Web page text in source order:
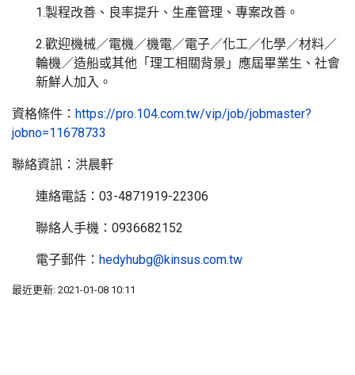
1.製程改善、良率提升、生產管理、專案改善。
2.歡迎機械／電機／機電／電子／化工／化學／材料／
輪機／造船或其他「理工相關背景」應屆畢業生、社會
新鮮人加入。
資格條件： https://pro.104.com.tw/vip/job/jobmaster?
jobno=11678733
聯絡資訊：洪晨軒
連絡電話：03-4871919-22306
聯絡人手機：0936682152
電子郵件： hedyhubg@kinsus.com.tw
最近更新: 2021-01-08 10:11